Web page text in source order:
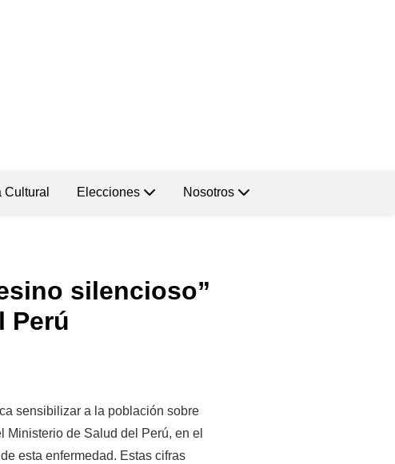
Elecciones Nosotros
silencioso”
Perú
sensibilizar a la población sobre
de Salud del Perú, en el
esta enfermedad. Estas cifras